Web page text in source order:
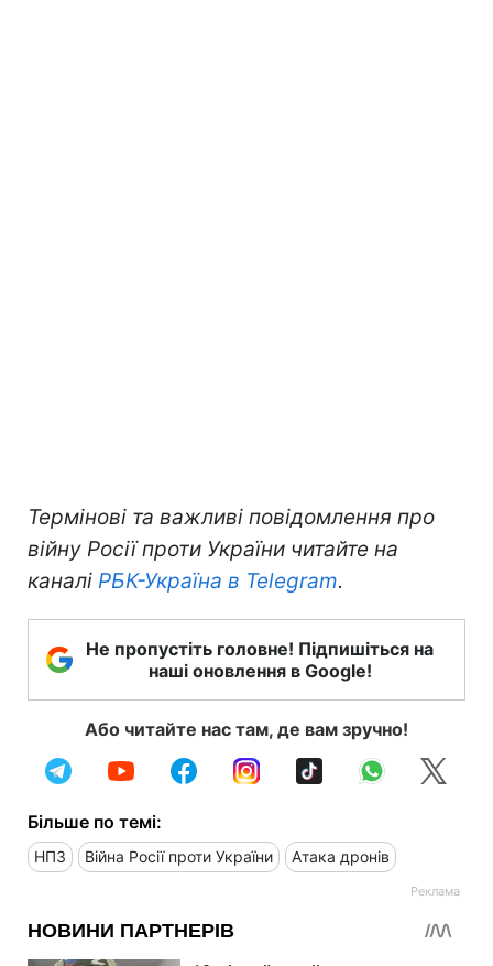
Термінові та важливі повідомлення про
війну Росії проти України читайте на
каналі РБК-Україна в Telegram.
Не пропустіть головне! Підпишіться на
наші оновлення в Google!
Або читайте нас там, де вам зручно!
Більше по темі:
НПЗ Війна Росії проти України Атака дронів